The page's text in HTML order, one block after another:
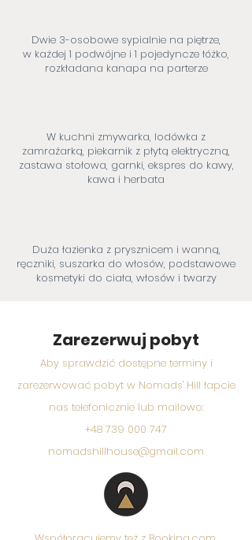
Dwie 3-osobowe sypialnie na piętrze,
w każdej 1 podwójne i 1 pojedyncze łóżko,
rozkładana kanapa na parterze
W kuchni zmywarka, lodówka z
zamrażarką, piekarnik z płytą elektryczną,
zastawa stołowa, garnki, ekspres do kawy,
kawa i herbata
Duża łazienka z prysznicem i wanną,
ręczniki, suszarka do włosów, podstawowe
kosmetyki do ciała, włosów i twarzy
Zarezerwuj pobyt
Aby sprawdzić dostępne terminy i
zarezerwować pobyt w Nomads' Hill łapcie
nas telefonicznie lub mailowo:
+48 739 000 747
nomadshillhouse@gmail.com